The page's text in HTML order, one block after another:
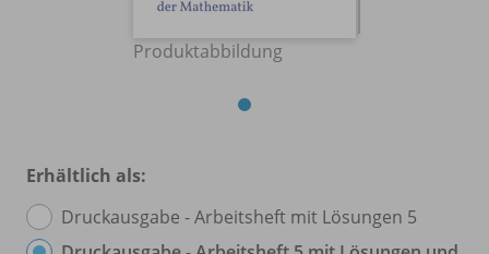
Produktabbildung
Erhältlich als:
Druckausgabe - Arbeitsheft mit Lösungen 5